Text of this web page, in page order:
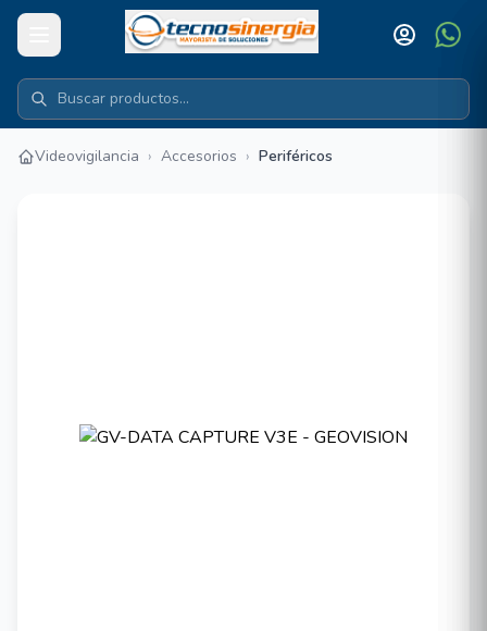
Videovigilancia › Accesorios › Periféricos